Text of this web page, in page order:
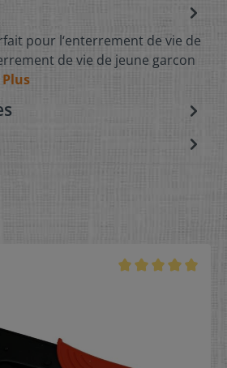
pour l‘enterrement de vie de
de vie de jeune garcon
Plus